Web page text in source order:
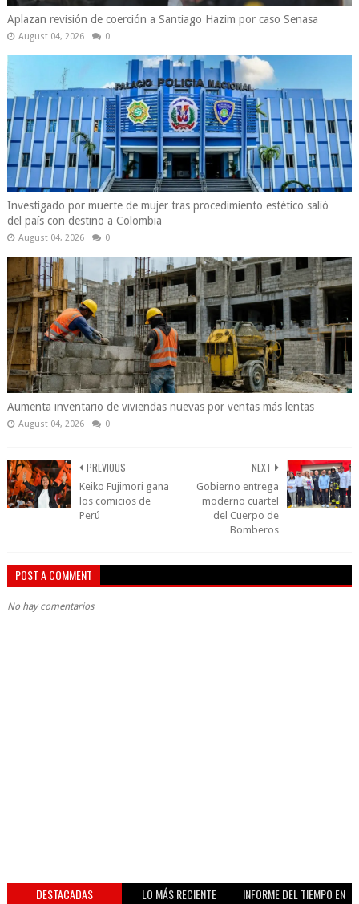
Aplazan revisión de coerción a Santiago Hazim por caso Senasa
August 04, 2026 0
Investigado por muerte de mujer tras procedimiento estético salió
del país con destino a Colombia
August 04, 2026 0
Aumenta inventario de viviendas nuevas por ventas más lentas
August 04, 2026 0
NEXT
Gobierno entrega
moderno cuartel
del Cuerpo de
Bomberos
PREVIOUS
Keiko Fujimori gana
los comicios de
Perú
POST A COMMENT
No hay comentarios
DESTACADAS LO MÁS RECIENTE
INFORME DEL TIEMPO EN